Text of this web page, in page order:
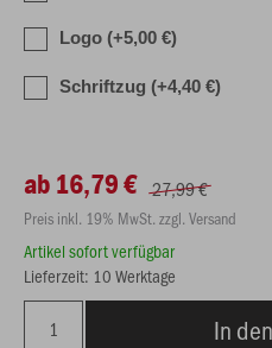
Logo (+5,00 €)
Schriftzug (+4,40 €)
ab 16,79 € 27,99 €
Preis inkl. 19% MwSt. zzgl. Versand
Artikel sofort verfügbar
Lieferzeit: 10 Werktage
In